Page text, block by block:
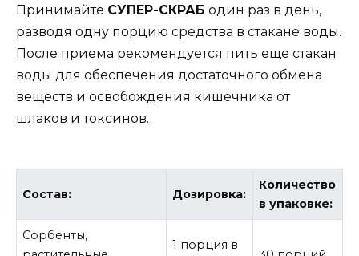
Принимайте СУПЕР-СКРАБ один раз в день,
разводя одну порцию средства в стакане воды.
После приема рекомендуется пить еще стакан
воды для обеспечения достаточного обмена
веществ и освобождения кишечника от
шлаков и токсинов.
Состав: Дозировка:
Количество
в упаковке:
Сорбенты,
1 порция в